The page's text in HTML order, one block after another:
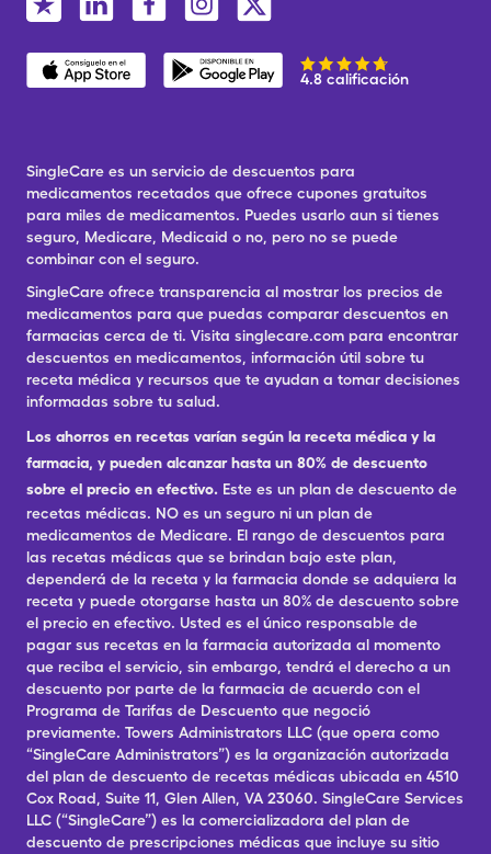
4.8 calificación
SingleCare es un servicio de descuentos para
medicamentos recetados que ofrece cupones gratuitos
para miles de medicamentos. Puedes usarlo aun si tienes
seguro, Medicare, Medicaid o no, pero no se puede
combinar con el seguro.
SingleCare ofrece transparencia al mostrar los precios de
medicamentos para que puedas comparar descuentos en
farmacias cerca de ti. Visita singlecare.com para encontrar
descuentos en medicamentos, información útil sobre tu
receta médica y recursos que te ayudan a tomar decisiones
informadas sobre tu salud.
Los ahorros en recetas varían según la receta médica y la
farmacia, y pueden alcanzar hasta un 80% de descuento
sobre el precio en efectivo. Este es un plan de descuento de
recetas médicas. NO es un seguro ni un plan de
medicamentos de Medicare. El rango de descuentos para
las recetas médicas que se brindan bajo este plan,
dependerá de la receta y la farmacia donde se adquiera la
receta y puede otorgarse hasta un 80% de descuento sobre
el precio en efectivo. Usted es el único responsable de
pagar sus recetas en la farmacia autorizada al momento
que reciba el servicio, sin embargo, tendrá el derecho a un
descuento por parte de la farmacia de acuerdo con el
Programa de Tarifas de Descuento que negoció
previamente. Towers Administrators LLC (que opera como
“SingleCare Administrators”) es la organización autorizada
del plan de descuento de recetas médicas ubicada en 4510
Cox Road, Suite 11, Glen Allen, VA 23060. SingleCare Services
LLC (“SingleCare”) es la comercializadora del plan de
descuento de prescripciones médicas que incluye su sitio